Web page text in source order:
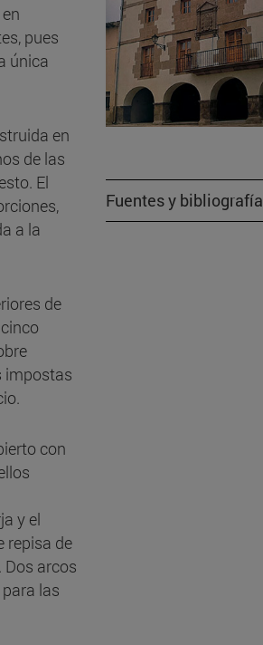
pues
única
en
de las
El
a la
de
impostas
con
y el
repisa de
arcos
las
Fuentes y bibliografía